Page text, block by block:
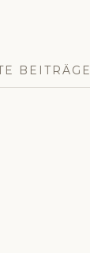
BEITRÄGE